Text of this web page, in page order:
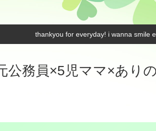
thankyou for everyday! i wanna smile
公務員×5児ママ×あり